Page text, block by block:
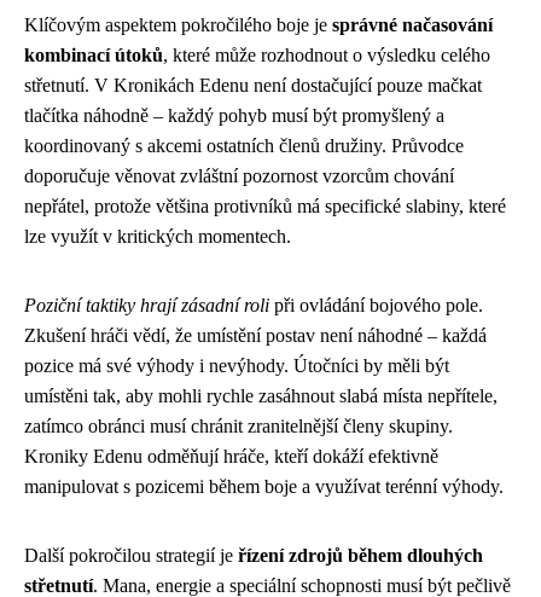
Klíčovým aspektem pokročilého boje je správné načasování
kombinací útoků, které může rozhodnout o výsledku celého
střetnutí. V Kronikách Edenu není dostačující pouze mačkat
tlačítka náhodně – každý pohyb musí být promyšlený a
koordinovaný s akcemi ostatních členů družiny. Průvodce
doporučuje věnovat zvláštní pozornost vzorcům chování
nepřátel, protože většina protivníků má specifické slabiny, které
lze využít v kritických momentech.
Poziční taktiky hrají zásadní roli při ovládání bojového pole.
Zkušení hráči vědí, že umístění postav není náhodné – každá
pozice má své výhody i nevýhody. Útočníci by měli být
umístěni tak, aby mohli rychle zasáhnout slabá místa nepřítele,
zatímco obránci musí chránit zranitelnější členy skupiny.
Kroniky Edenu odměňují hráče, kteří dokáží efektivně
manipulovat s pozicemi během boje a využívat terénní výhody.
Další pokročilou strategií je řízení zdrojů během dlouhých
střetnutí. Mana, energie a speciální schopnosti musí být pečlivě